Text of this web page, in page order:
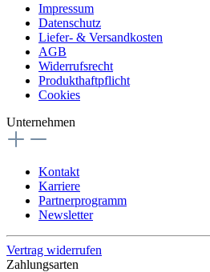
Impressum
Datenschutz
Liefer- & Versandkosten
AGB
Widerrufsrecht
Produkthaftpflicht
Cookies
Unternehmen
Kontakt
Karriere
Partnerprogramm
Newsletter
Vertrag widerrufen
Zahlungsarten